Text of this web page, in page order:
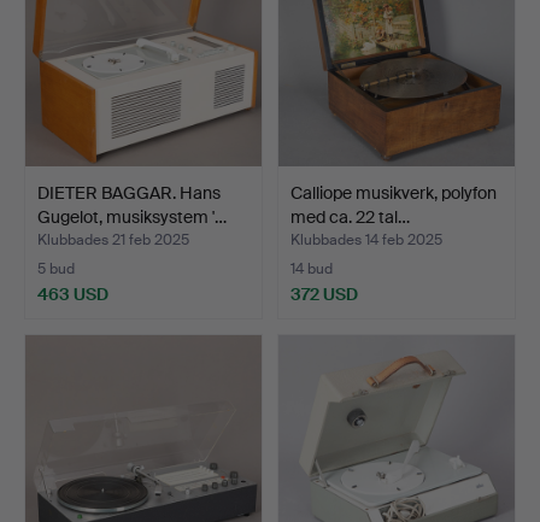
DIETER BAGGAR. Hans
Gugelot, musiksystem '…
Klubbades 21 feb 2025
5 bud
463 USD
Calliope musikverk, polyfon
med ca. 22 tal…
Klubbades 14 feb 2025
14 bud
372 USD